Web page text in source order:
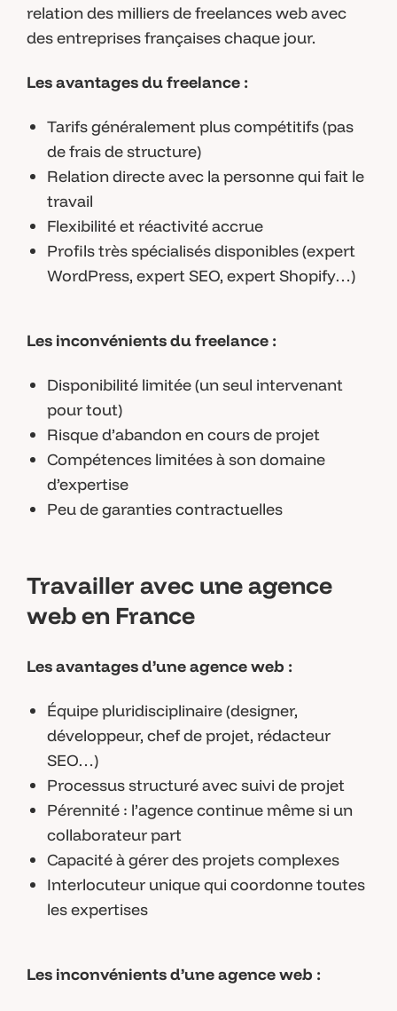
relation des milliers de freelances web avec
des entreprises françaises chaque jour.
Les avantages du freelance :
Tarifs généralement plus compétitifs (pas
de frais de structure)
Relation directe avec la personne qui fait le
travail
Flexibilité et réactivité accrue
Profils très spécialisés disponibles (expert
WordPress, expert SEO, expert Shopify…)
Les inconvénients du freelance :
Disponibilité limitée (un seul intervenant
pour tout)
Risque d’abandon en cours de projet
Compétences limitées à son domaine
d’expertise
Peu de garanties contractuelles
Travailler avec une agence
web en France
Les avantages d’une agence web :
Équipe pluridisciplinaire (designer,
développeur, chef de projet, rédacteur
SEO…)
Processus structuré avec suivi de projet
Pérennité : l’agence continue même si un
collaborateur part
Capacité à gérer des projets complexes
Interlocuteur unique qui coordonne toutes
les expertises
Les inconvénients d’une agence web :